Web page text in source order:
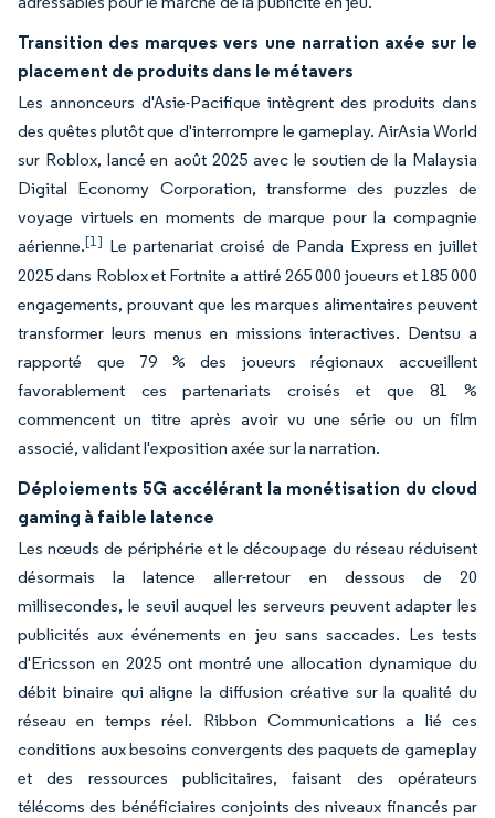
Transition des marques vers une narration axée sur le
placement de produits dans le métavers
Les annonceurs d'Asie-Pacifique intègrent des produits dans
des quêtes plutôt que d'interrompre le gameplay. AirAsia World
sur Roblox, lancé en août 2025 avec le soutien de la Malaysia
Digital Economy Corporation, transforme des puzzles de
voyage virtuels en moments de marque pour la compagnie
aérienne.[1] Le partenariat croisé de Panda Express en juillet
2025 dans Roblox et Fortnite a attiré 265 000 joueurs et 185 000
engagements, prouvant que les marques alimentaires peuvent
transformer leurs menus en missions interactives. Dentsu a
rapporté que 79 % des joueurs régionaux accueillent
favorablement ces partenariats croisés et que 81 %
commencent un titre après avoir vu une série ou un film
associé, validant l'exposition axée sur la narration.
Déploiements 5G accélérant la monétisation du cloud
gaming à faible latence
Les nœuds de périphérie et le découpage du réseau réduisent
désormais la latence aller-retour en dessous de 20
millisecondes, le seuil auquel les serveurs peuvent adapter les
publicités aux événements en jeu sans saccades. Les tests
d'Ericsson en 2025 ont montré une allocation dynamique du
débit binaire qui aligne la diffusion créative sur la qualité du
réseau en temps réel. Ribbon Communications a lié ces
conditions aux besoins convergents des paquets de gameplay
et des ressources publicitaires, faisant des opérateurs
télécoms des bénéficiaires conjoints des niveaux financés par